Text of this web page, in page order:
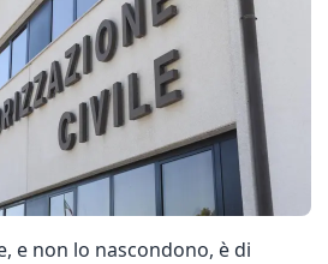
e non lo nascondono, è di